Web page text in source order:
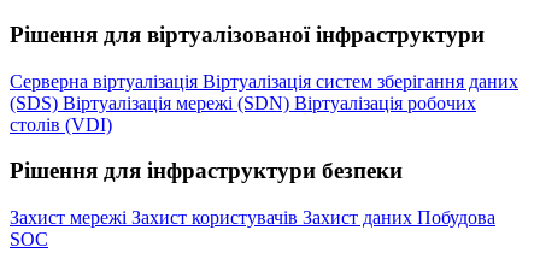
Рішення для віртуалізованої інфраструктури
Серверна віртуалізація Віртуалізація систем зберігання даних
(SDS) Віртуалізація мережі (SDN) Віртуалізація робочих
столів (VDI)
Рішення для інфраструктури безпеки
Захист мережі Захист користувачів Захист даних Побудова
SOC